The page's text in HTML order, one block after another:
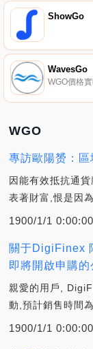
ShowGo
WavesGo
WGO
專訪歐陽赟：
因能有效抵抗通
表著財富,恨是因
1900/1/1 0:00:00
關于DigiFinex
即將開啟申購
親愛的用戶,
動,預計銷售時間
1900/1/1 0:00:00